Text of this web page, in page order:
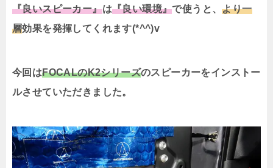
『良いスピーカー』は『良い環境』で使うと、より一
層効果を発揮してくれます(*^^)v
今回はFOCALのK2シリーズのスピーカーをインストー
ルさせていただきました。